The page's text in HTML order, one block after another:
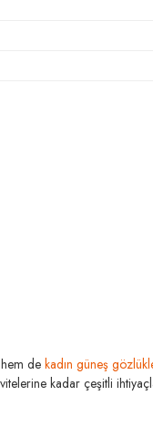
hem de kadın güneş
kadar çeşitli